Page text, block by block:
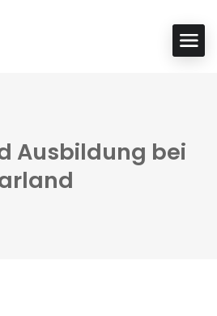
Ausbildung bei